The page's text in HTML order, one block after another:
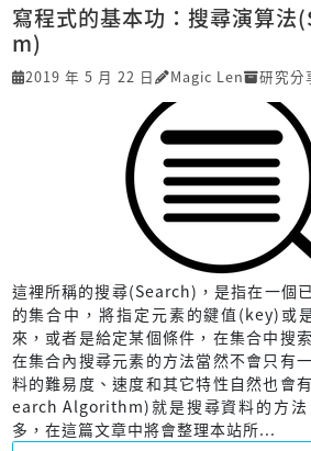
寫程式的基本功：搜尋演算
m)
2019 年 5 月 22 日 Magic Len 研究分
這裡所稱的搜尋(Search)，是指在一個
的集合中，將指定元素的鍵值(key)或
來，或者是給定某個條件，在集合中搜
在集合內搜尋元素的方法當然不會只有
料的難易度、速度和其它特性自然也會
earch Algorithm)就是搜尋資料的方法
多，在這篇文章中將會整理本站所...